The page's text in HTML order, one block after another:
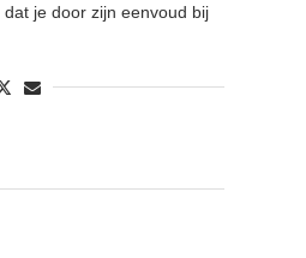
je door zijn eenvoud bij